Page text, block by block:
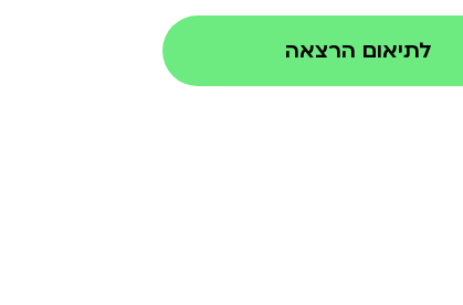
לתיאום הרצאה